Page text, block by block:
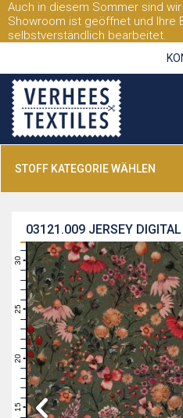
Auch in diesem Sommer sind
Showroom ist geöffnet und Ihre
selbstverständlich bearbeitet.
STOFF KATEGORIE WÄHLEN
JERSEY
03121.009
15
16
17
18
19
20
21
22
23
24
25
26
27
28
29
30